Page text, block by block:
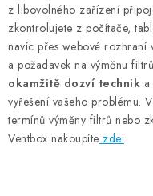
z libovolného zařízení
zkontrolujete z počítače,
navíc přes webové rozhraní
a požadavek na výměnu
okamžitě dozví technik
vyřešení vašeho problému.
termínů výměny filtrů nebo
Ventbox nakoupíte zde: